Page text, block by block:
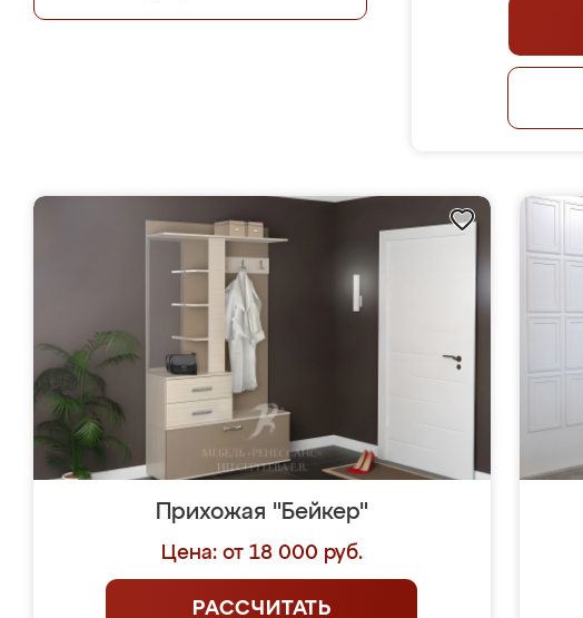
Прихожая "Бейкер"
Цена: от 18 000 руб.
РАССЧИТАТЬ